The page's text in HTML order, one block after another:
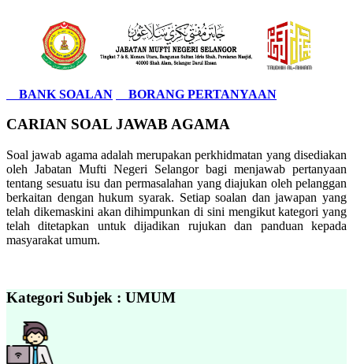
BANK SOALAN BORANG PERTANYAAN
CARIAN SOAL JAWAB AGAMA
Soal jawab agama adalah merupakan perkhidmatan yang disediakan
oleh Jabatan Mufti Negeri Selangor bagi menjawab pertanyaan
tentang sesuatu isu dan permasalahan yang diajukan oleh pelanggan
berkaitan dengan hukum syarak. Setiap soalan dan jawapan yang
telah dikemaskini akan dihimpunkan di sini mengikut kategori yang
telah ditetapkan untuk dijadikan rujukan dan panduan kepada
masyarakat umum.
Kategori Subjek : UMUM